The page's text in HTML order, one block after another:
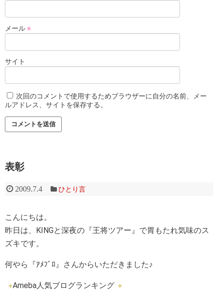
メール ※
サイト
次回のコメントで使用するためブラウザーに自分の名前、メー
ルアドレス、サイトを保存する。
表彰
2009.7.4 ひとり言
こんにちは。
昨日は、KINGと深夜の『王将ツアー』で胃もたれ気味のス
ズキです。
何やら『ｱﾒﾌﾞﾛ』さんからいただきました♪
Ameba人気ブログランキング